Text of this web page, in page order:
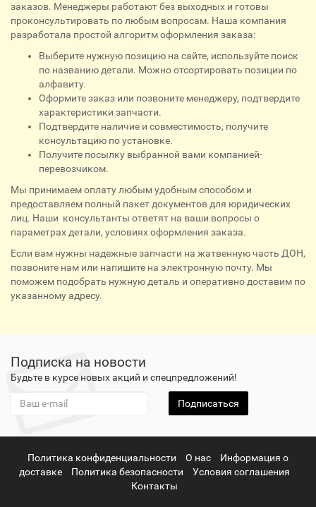
заказов. Менеджеры работают без выходных и готовы
проконсультировать по любым вопросам. Наша компания
разработала простой алгоритм оформления заказа:
Выберите нужную позицию на сайте, используйте поиск
по названию детали. Можно отсортировать позиции по
алфавиту.
Оформите заказ или позвоните менеджеру, подтвердите
характеристики запчасти.
Подтвердите наличие и совместимость, получите
консультацию по установке.
Получите посылку выбранной вами компанией-
перевозчиком.
Мы принимаем оплату любым удобным способом и
предоставляем полный пакет документов для юридических
лиц. Наши консультанты ответят на ваши вопросы о
параметрах детали, условиях оформления заказа.
Если вам нужны надежные запчасти на жатвенную часть ДОН,
позвоните нам или напишите на электронную почту. Мы
поможем подобрать нужную деталь и оперативно доставим по
указанному адресу.
Подписка на новости
Будьте в курсе новых акций и спецпредложений!
Подписаться
Политика конфиденциальности О нас
Информация о
доставке
Политика безопасности
Условия соглашения
Контакты